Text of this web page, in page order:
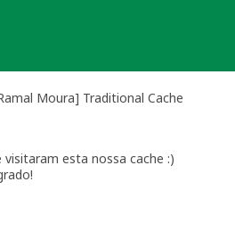
Moura] Traditional Cache
esta nossa cache :)
tomar conta das nossas caixinhas,